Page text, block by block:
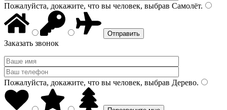
Пожалуйста, докажите, что вы человек, выбрав Самолёт.
Заказать звонок
Пожалуйста, докажите, что вы человек, выбрав Дерево.